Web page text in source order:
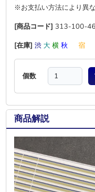
※お支払い方法により異
[商品コード] 313-100-
[在庫] 渋 大 横 秋 宿
個数
商品解説